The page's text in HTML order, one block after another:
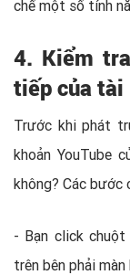
chế một số tính
4. Kiểm
tiếp của tài
Trước khi phát
khoản YouTube
không? Các bước
- Bạn click
trên bên phải màn